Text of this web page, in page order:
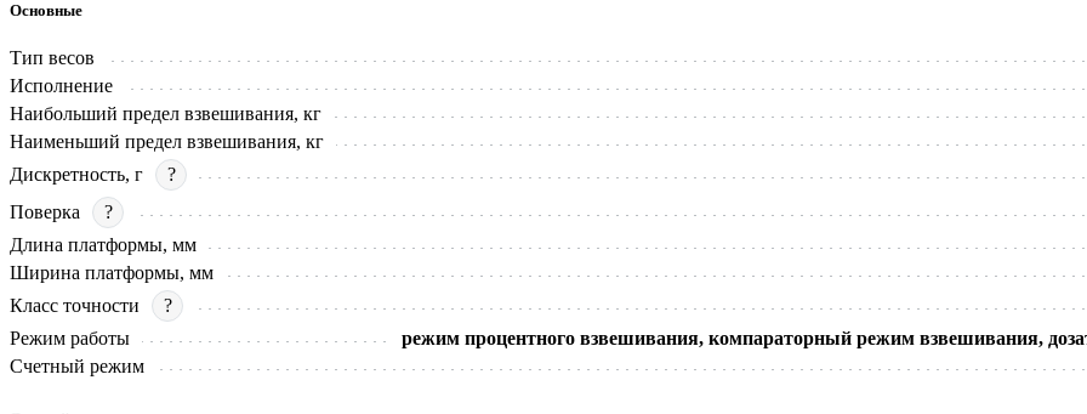
Основные
Тип весов
Исполнение
Наибольший предел взвешивания, кг
Наименьший предел взвешивания, кг
Дискретность, г
?
Поверка
?
Длина платформы, мм
Ширина платформы, мм
Класс точности
?
Режим работы
режим процентного взвешивания, компараторный режим взвешивания,
Счетный режим